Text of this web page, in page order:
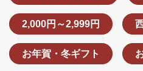
2,000円～2,999円
お年賀・冬ギフト